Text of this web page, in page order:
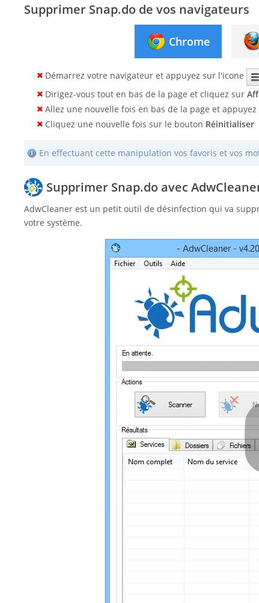
Supprimer Snap.do de vos navigateurs
Chrome
Démarrez votre navigateur et appuyez sur l'icone
Dirigez-vous tout en bas de la page et cliquez sur
Allez une nouvelle fois en bas de la page et
Cliquez une nouvelle fois sur le bouton Réinitialiser
En effectuant cette manipulation vos favoris et vos
Supprimer Snap.do avec
AdwCleaner est un petit outil de désinfection qui va
votre système.